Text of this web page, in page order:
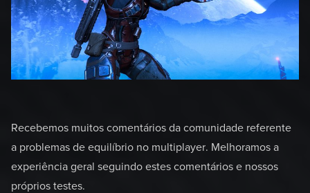
Recebemos muitos comentários da comunidade referente
a problemas de equilíbrio no multiplayer. Melhoramos a
experiência geral seguindo estes comentários e nossos
próprios testes.